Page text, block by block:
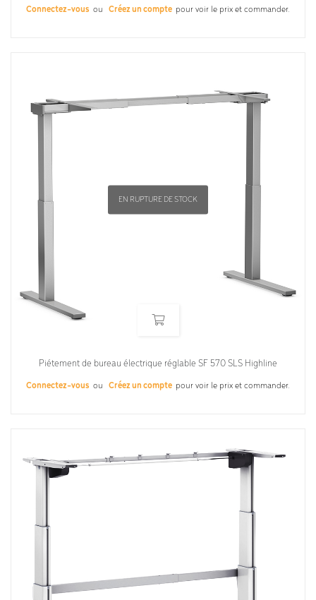
Connectez-vous ou Créez un compte pour voir le prix et commander.
EN RUPTURE DE STOCK
Piétement de bureau électrique réglable SF 570 SLS Highline
Connectez-vous ou Créez un compte pour voir le prix et commander.